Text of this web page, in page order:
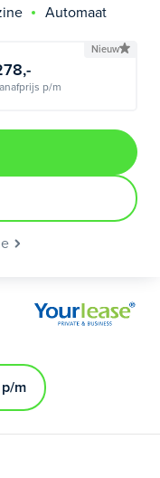
Automaat
Nieuw
p/m
m